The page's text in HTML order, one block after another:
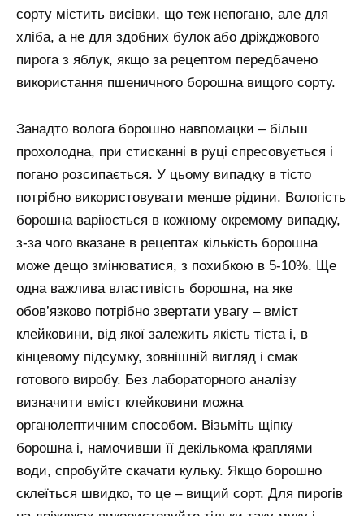
сорту містить висівки, що теж непогано, але для
хліба, а не для здобних булок або дріжджового
пирога з яблук, якщо за рецептом передбачено
використання пшеничного борошна вищого сорту.
Занадто волога борошно навпомацки – більш
прохолодна, при стисканні в руці спресовується і
погано розсипається. У цьому випадку в тісто
потрібно використовувати менше рідини. Вологість
борошна варіюється в кожному окремому випадку,
з-за чого вказане в рецептах кількість борошна
може дещо змінюватися, з похибкою в 5-10%. Ще
одна важлива властивість борошна, на яке
обов’язково потрібно звертати увагу – вміст
клейковини, від якої залежить якість тіста і, в
кінцевому підсумку, зовнішній вигляд і смак
готового виробу. Без лабораторного аналізу
визначити вміст клейковини можна
органолептичним способом. Візьміть щіпку
борошна і, намочивши її декількома краплями
води, спробуйте скачати кульку. Якщо борошно
склеїться швидко, то це – вищий сорт. Для пирогів